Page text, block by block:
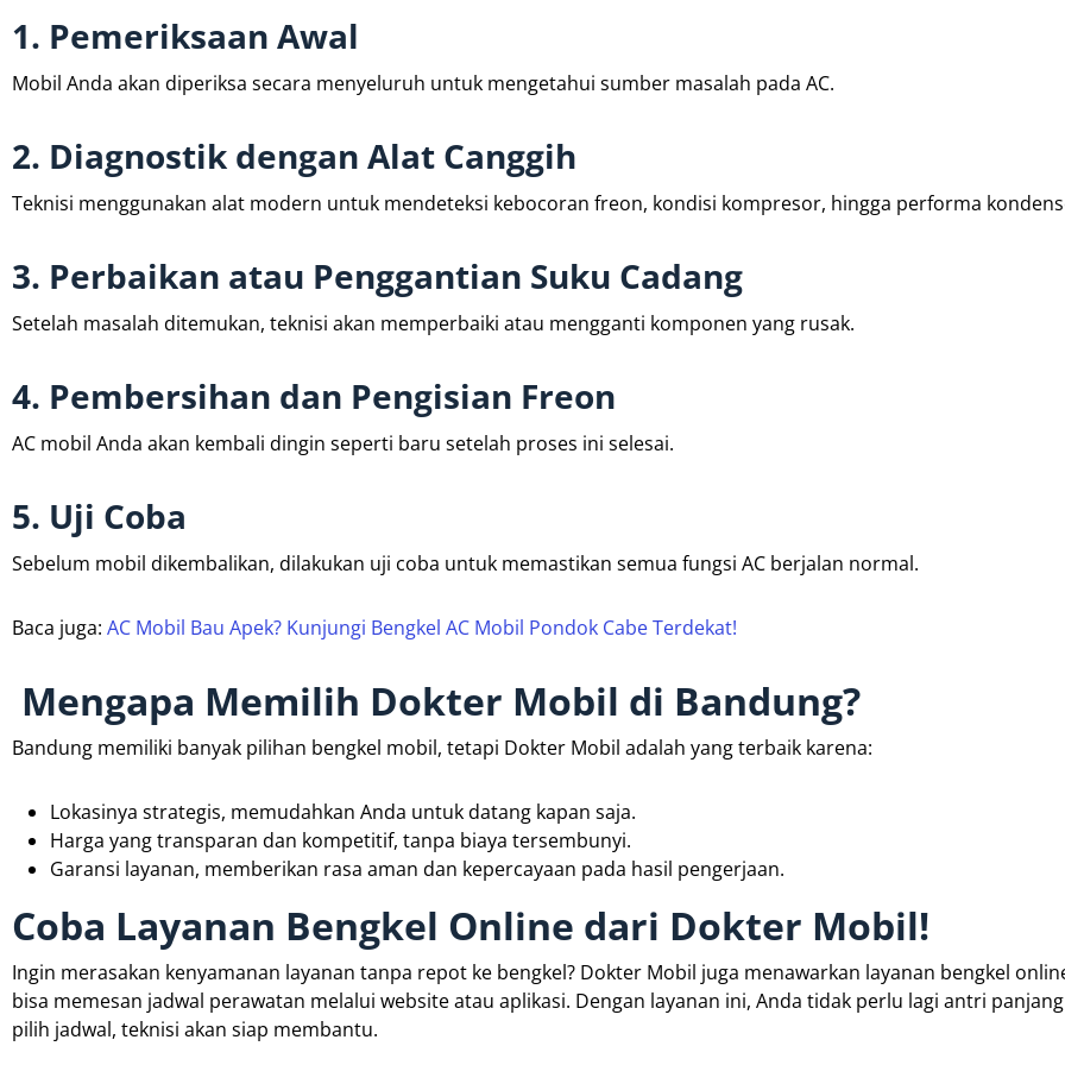
1. Pemeriksaan Awal
Mobil Anda akan diperiksa secara menyeluruh untuk mengetahui sumber masalah pada AC.
2. Diagnostik dengan Alat Canggih
Teknisi menggunakan alat modern untuk mendeteksi kebocoran freon, kondisi kompresor, hingga performa
3. Perbaikan atau Penggantian Suku Cadang
Setelah masalah ditemukan, teknisi akan memperbaiki atau mengganti komponen yang rusak.
4. Pembersihan dan Pengisian Freon
AC mobil Anda akan kembali dingin seperti baru setelah proses ini selesai.
5. Uji Coba
Sebelum mobil dikembalikan, dilakukan uji coba untuk memastikan semua fungsi AC berjalan normal.
Baca juga: AC Mobil Bau Apek? Kunjungi Bengkel AC Mobil Pondok Cabe Terdekat!
Mengapa Memilih Dokter Mobil di Bandung?
Bandung memiliki banyak pilihan bengkel mobil, tetapi Dokter Mobil adalah yang terbaik karena:
Lokasinya strategis, memudahkan Anda untuk datang kapan saja.
Harga yang transparan dan kompetitif, tanpa biaya tersembunyi.
Garansi layanan, memberikan rasa aman dan kepercayaan pada hasil pengerjaan.
Coba Layanan Bengkel Online dari Dokter Mobil!
Ingin merasakan kenyamanan layanan tanpa repot ke bengkel? Dokter Mobil juga menawarkan layanan bengkel
bisa memesan jadwal perawatan melalui website atau aplikasi. Dengan layanan ini, Anda tidak perlu lagi antri
pilih jadwal, teknisi akan siap membantu.